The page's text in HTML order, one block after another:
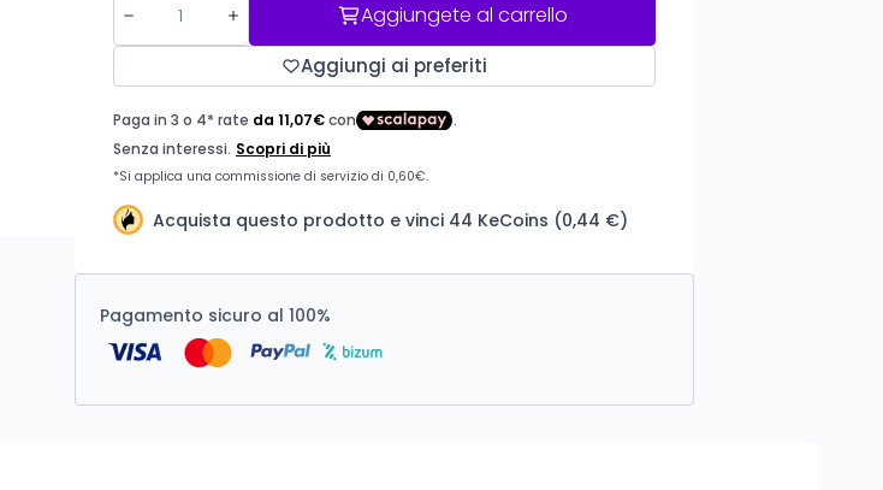
Aggiungete al carrello
Aggiungi ai preferiti
Acquista questo prodotto e vinci 44 KeCoins (0,44 €)
Pagamento sicuro al 100%